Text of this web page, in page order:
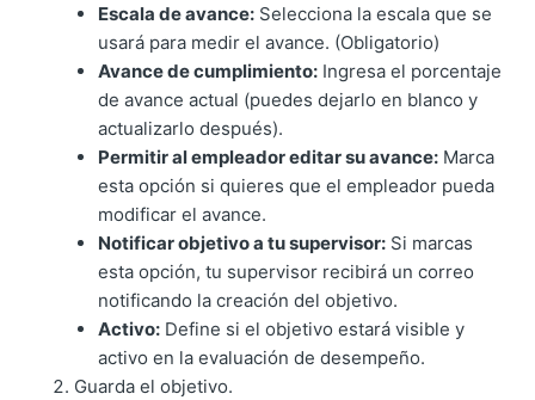
Escala de avance: Selecciona la escala que se
usará para medir el avance. (Obligatorio)
Avance de cumplimiento: Ingresa el porcentaje
de avance actual (puedes dejarlo en blanco y
actualizarlo después).
Permitir al empleador editar su avance: Marca
esta opción si quieres que el empleador pueda
modificar el avance.
Notificar objetivo a tu supervisor: Si marcas
esta opción, tu supervisor recibirá un correo
notificando la creación del objetivo.
Activo: Define si el objetivo estará visible y
activo en la evaluación de desempeño.
Guarda el objetivo.